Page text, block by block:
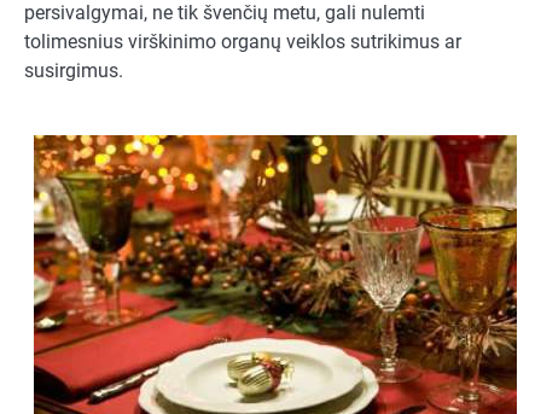
persivalgymai, ne tik švenčių metu, gali nulemti
tolimesnius virškinimo organų veiklos sutrikimus ar
susirgimus.